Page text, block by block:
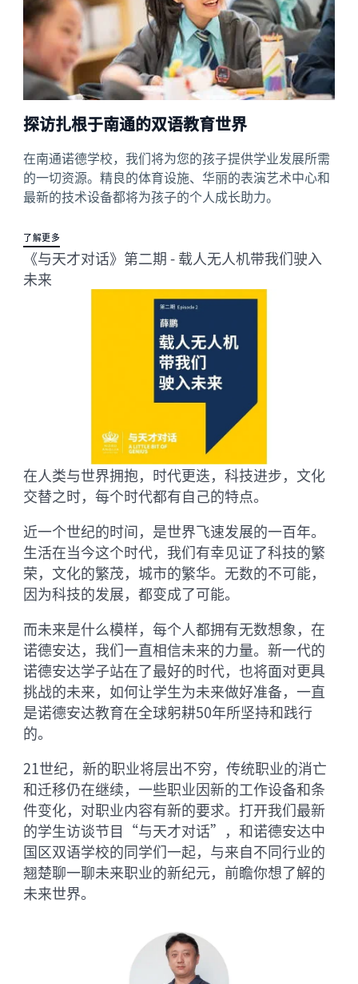
探访扎根于南通的双语教育世界
在南通诺德学校，我们将为您的孩子提供学业发展所需
的一切资源。精良的体育设施、华丽的表演艺术中心和
最新的技术设备都将为孩子的个人成长助力。
了解更多
《与天才对话》第二期 - 载人无人机带我们驶入
未来
在人类与世界拥抱，时代更迭，科技进步，文化
交替之时，每个时代都有自己的特点。
近一个世纪的时间，是世界飞速发展的一百年。
生活在当今这个时代，我们有幸见证了科技的繁
荣，文化的繁茂，城市的繁华。无数的不可能，
因为科技的发展，都变成了可能。
而未来是什么模样，每个人都拥有无数想象，在
诺德安达，我们一直相信未来的力量。新一代的
诺德安达学子站在了最好的时代，也将面对更具
挑战的未来，如何让学生为未来做好准备，一直
是诺德安达教育在全球躬耕50年所坚持和践行
的。
21世纪，新的职业将层出不穷，传统职业的消亡
和迁移仍在继续，一些职业因新的工作设备和条
件变化，对职业内容有新的要求。打开我们最新
的学生访谈节目“与天才对话”，和诺德安达中
国区双语学校的同学们一起，与来自不同行业的
翘楚聊一聊未来职业的新纪元，前瞻你想了解的
未来世界。